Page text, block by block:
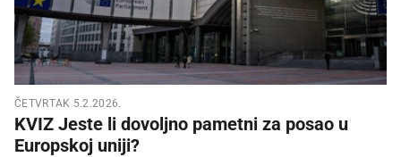
ČETVRTAK 5.2.2026.
KVIZ Jeste li dovoljno pametni za posao u
Europskoj uniji?